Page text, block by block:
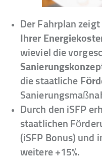
Der Fahrplan
Ihrer
wieviel die
die staatliche
Durch den iSFP
staatlichen
(iSFP Bonus) und
weitere +15%.